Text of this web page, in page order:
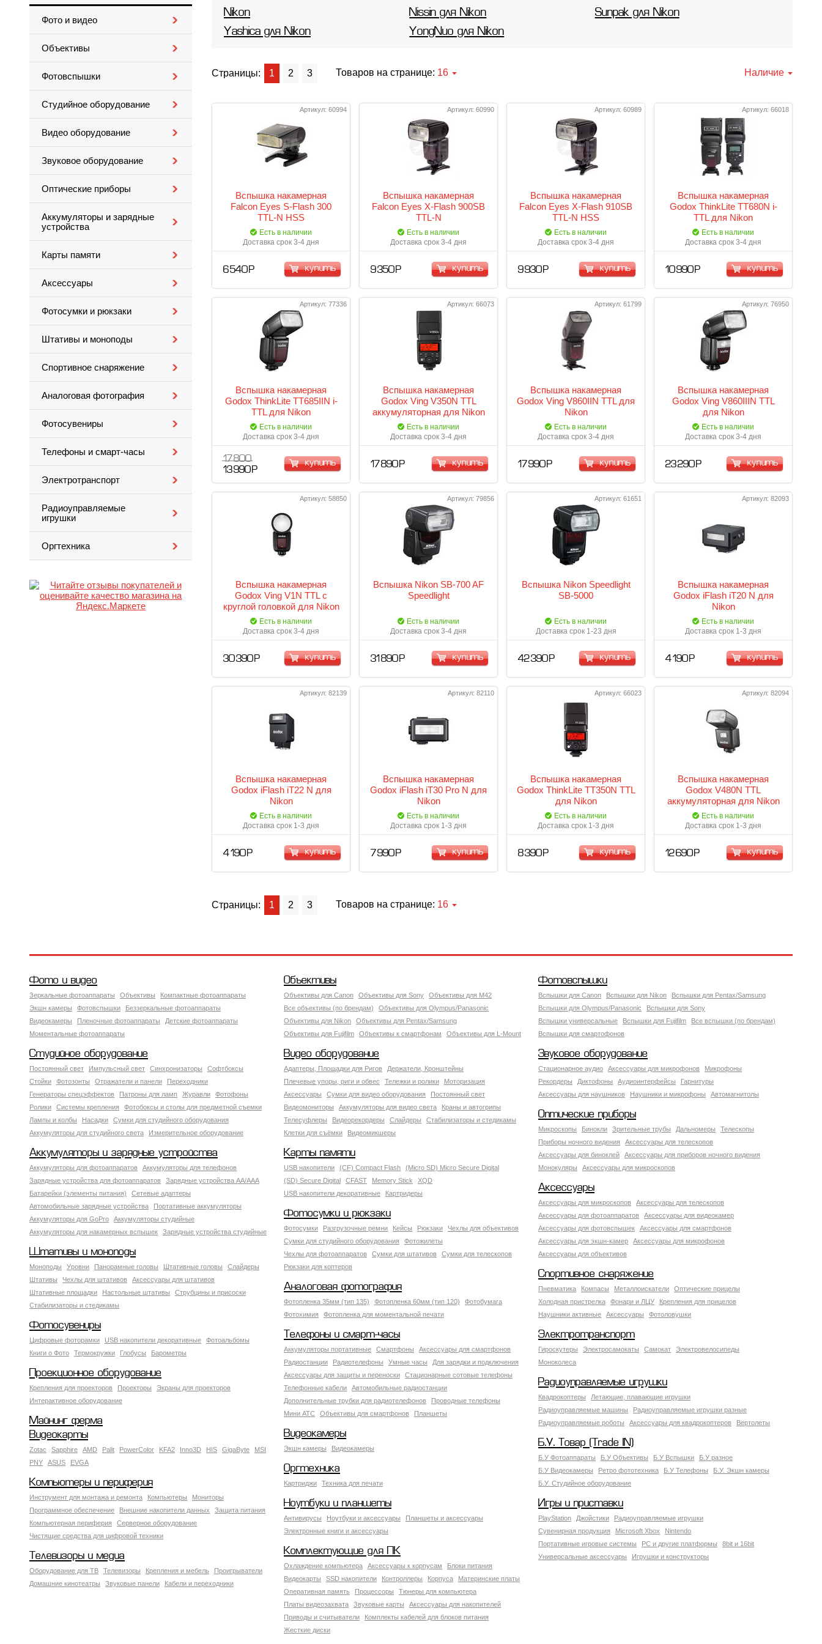
Фото и видео
Объективы
Фотовспышки
Студийное оборудование
Видео оборудование
Звуковое оборудование
Оптические приборы
Аккумуляторы и зарядные
устройства
Карты памяти
Аксессуары
Фотосумки и рюкзаки
Штативы и моноподы
Спортивное снаряжение
Аналоговая фотография
Фотосувениры
Телефоны и смарт-часы
Электротранспорт
Радиоуправляемые
игрушки
Оргтехника
Nikon Nissin для Nikon
Sunpak для Nikon
Yashica для Nikon
YongNuo для Nikon
Страницы: 1 2 3 Товаров на странице: 16 Наличие
Артикул: 60994
Вспышка накамерная
Falcon Eyes S-Flash 300
TTL-N HSS
Есть в наличии
Доставка срок 3-4 дня
6 540 Р купить
Артикул: 60990
Вспышка накамерная
Falcon Eyes X-Flash 900SB
TTL-N
Есть в наличии
Доставка срок 3-4 дня
9 350 Р купить
Артикул: 60989
Вспышка накамерная
Falcon Eyes X-Flash 910SB
TTL-N HSS
Есть в наличии
Доставка срок 3-4 дня
9 930 Р купить
Артикул: 66018
Вспышка накамерная
Godox ThinkLite TT680N i-
TTL для Nikon
Есть в наличии
Доставка срок 3-4 дня
10 990 Р купить
Артикул: 77336
Вспышка накамерная
Godox ThinkLite TT685IIN i-
TTL для Nikon
Есть в наличии
Доставка срок 3-4 дня
17 800
13 990 Р
купить
Артикул: 66073
Вспышка накамерная
Godox Ving V350N TTL
аккумуляторная для Nikon
Есть в наличии
Доставка срок 3-4 дня
17 890 Р купить
Артикул: 61799
Вспышка накамерная
Godox Ving V860IIN TTL для
Nikon
Есть в наличии
Доставка срок 3-4 дня
17 990 Р купить
Артикул: 76950
Вспышка накамерная
Godox Ving V860IIIN TTL
для Nikon
Есть в наличии
Доставка срок 3-4 дня
23 290 Р купить
Артикул: 58850
Вспышка накамерная
Godox Ving V1N TTL с
круглой головкой для Nikon
Есть в наличии
Доставка срок 3-4 дня
30 390 Р купить
Артикул: 79856
Вспышка Nikon SB-700 AF
Speedlight
Есть в наличии
Доставка срок 3-4 дня
31 890 Р купить
Артикул: 61651
Вспышка Nikon Speedlight
SB-5000
Есть в наличии
Доставка срок 1-23 дня
42 390 Р купить
Артикул: 82093
Вспышка накамерная
Godox iFlash iT20 N для
Nikon
Есть в наличии
Доставка срок 1-3 дня
4 190 Р купить
Артикул: 82139
Вспышка накамерная
Godox iFlash iT22 N для
Nikon
Есть в наличии
Доставка срок 1-3 дня
4 190 Р купить
Артикул: 82110
Вспышка накамерная
Godox iFlash iT30 Pro N для
Nikon
Есть в наличии
Доставка срок 1-3 дня
7 990 Р купить
Артикул: 66023
Вспышка накамерная
Godox ThinkLite TT350N TTL
для Nikon
Есть в наличии
Доставка срок 1-3 дня
8 390 Р купить
Артикул: 82094
Вспышка накамерная
Godox V480N TTL
аккумуляторная для Nikon
Есть в наличии
Доставка срок 1-3 дня
12 690 Р купить
Страницы: 1 2 3 Товаров на странице: 16
Фото и видео
Зеркальные фотоаппараты Объективы
Компактные фотоаппараты
Экшн камеры
Фотовспышки
Беззеркальные фотоаппараты
Видеокамеры
Пленочные фотоаппараты
Детские фотоаппараты
Моментальные фотоаппараты
Объективы
Объективы для Canon Объективы для Sony
Объективы для M42
Все объективы (по брендам)
Объективы для Olympus/Panasonic
Объективы для Nikon
Объективы для Pentax/Samsung
Объективы для Fujifilm
Объективы к смартфонам Объективы для L-Mount
Фотовспышки
Вспышки для Canon Вспышки для Nikon
Вспышки для Pentax/Samsung
Вспышки для Olympus/Panasonic
Вспышки для Sony
Вспышки универсальные
Вспышки для Fujifilm
Все вспышки (по брендам)
Вспышки для смартофонов
Студийное оборудование
Постоянный свет Импульсный свет Синхронизаторы
Софтбоксы
Стойки
Фотозонты Отражатели и панели
Переходники
Генераторы спецэффектов
Патроны для ламп Журавли
Фотофоны
Ролики
Системы крепления
Фотобоксы и столы для предметной съемки
Лампы и колбы
Насадки
Сумки для студийного оборудования
Аккумуляторы для студийного света
Измерительное оборудование
Видео оборудование
Адаптеры, Площадки для Ригов
Держатели, Кронштейны
Плечевые упоры, риги и обвес
Тележки и ролики
Моторизация
Аксессуары
Сумки для видео оборудования
Постоянный свет
Видеомониторы
Аккумуляторы для видео света
Краны и автогрипы
Телесуфлеры
Видеорекордеры Слайдеры
Стабилизаторы и стедикамы
Клетки для съёмки
Видеомикшеры
Звуковое оборудование
Стационарное аудио Аксессуары для микрофонов
Микрофоны
Рекордеры
Диктофоны Аудиоинтерфейсы
Гарнитуры
Аксессуары для наушников
Наушники и микрофоны Автомагнитолы
Оптические приборы
Микроскопы Бинокли Зрительные трубы Дальномеры
Телескопы
Приборы ночного видения
Аксессуары для телескопов
Аксессуары для биноклей
Аксессуары для приборов ночного видения
Монокуляры
Аксессуары для микроскопов
Аккумуляторы и зарядные устройства
Аккумуляторы для фотоаппаратов
Аккумуляторы для телефонов
Зарядные устройства для фотоаппаратов
Зарядные устройства AA/AAA
Батарейки (элементы питания)
Сетевые адаптеры
Автомобильные зарядные устройства
Портативные аккумуляторы
Аккумуляторы для GoPro
Аккумуляторы студийные
Аккумуляторы для накамерных вспышек
Зарядные устройства студийные
Карты памяти
USB накопители (CF) Compact Flash
(Micro SD) Micro Secure Digital
(SD) Secure Digital
CFAST Memory Stick
XQD
USB накопители декоративные
Картридеры Аксессуары
Аксессуары для микроскопов
Аксессуары для телескопов
Аксессуары для фотоаппаратов
Аксессуары для видеокамер
Аксессуары для фотовспышек
Аксессуары для смартфонов
Аксессуары для экшн-камер
Аксессуары для микрофонов
Аксессуары для объективов
Фотосумки и рюкзаки
Фотосумки Разгрузочные ремни Кейсы Рюкзаки
Чехлы для объективов
Сумки для студийного оборудования
Фотожилеты
Чехлы для фотоаппаратов
Сумки для штативов
Сумки для телескопов
Рюкзаки для коптеров
Штативы и моноподы
Моноподы Уровни Панорамные головы Штативные головы
Слайдеры
Штативы
Чехлы для штативов
Аксессуары для штативов
Штативные площадки
Настольные штативы
Струбцины и присоски
Стабилизаторы и стедикамы
Спортивное снаряжение
Пневматика Компасы Металлоискатели
Оптические прицелы
Холодная пристрелка
Фонари и ЛЦУ
Крепления для прицелов
Наушники активные
Аксессуары Фотоловушки
Аналоговая фотография
Фотопленка 35мм (тип 135) Фотопленка 60мм (тип 120)
Фотобумага
Фотохимия
Фотопленка для моментальной печати
Фотосувениры
Цифровые фоторамки USB накопители декоративные
Фотоальбомы
Книги о Фото
Термокружки Глобусы Барометры
Телефоны и смарт-часы
Аккумуляторы портативные Смартфоны
Аксессуары для смартфонов
Радиостанции
Радиотелефоны Умные часы
Для зарядки и подключения
Аксессуары для защиты и переноски
Стационарные сотовые телефоны
Телефонные кабели
Автомобильные радиостанции
Дополнительные трубки для радиотелефонов
Проводные телефоны
Мини АТС
Объективы для смартфонов Планшеты
Электротранспорт
Гироскутеры Электросамокаты Самокат
Электровелосипеды
Моноколеса
Проекционное оборудование
Крепления для проекторов Проекторы
Экраны для проекторов
Интерактивное оборудование
Радиоуправляемые игрушки
Квадрокоптеры
Летающие, плавающие игрушки
Радиоуправляемые машины
Радиоуправляемые игрушки разные
Радиоуправляемые роботы
Аксессуары для квадрокоптеров Вертолеты
Майнинг ферма
Видеокамеры
Экшн камеры Видеокамеры
Видеокарты
Zotac Sapphire AMD Palit PowerColor KFA2 Inno3D HIS GigaByte
MSI
PNY
ASUS EVGA
Б.У. Товар (Trade IN)
Б.У Фотоаппараты Б.У Объективы Б.У Вспышки
Б.У разное
Б.У Видеокамеры
Ретро фототехника Б.У Телефоны
Б.У. Экшн камеры
Б.У. Студийное оборудование
Оргтехника
Картриджи Техника для печати
Компьютеры и периферия
Инструмент для монтажа и ремонта Компьютеры
Мониторы
Программное обеспечение
Внешние накопители данных
Защита питания
Компьютерная периферия
Серверное оборудование
Чистящие средства для цифровой техники
Ноутбуки и планшеты
Антивирусы Ноутбуки и аксессуары
Планшеты и аксессуары
Электронные книги и аксессуары
Игры и приставки
PlayStation Джойстики
Радиоуправляемые игрушки
Сувенирная продукция
Microsoft Xbox
Nintendo
Портативные игровые системы
PC и другие платформы
8bit и 16bit
Универсальные аксессуары
Игрушки и конструкторы
Комплектующие для ПК
Охлаждение компьютера Аксессуары к корпусам
Блоки питания
Видеокарты
SSD накопители Контроллеры Корпуса
Материнские платы
Оперативная память
Процессоры
Тюнеры для компьютера
Платы видеозахвата
Звуковые карты
Аксессуары для накопителей
Приводы и считыватели
Комплекты кабелей для блоков питания
Жесткие диски
Телевизоры и медиа
Оборудование для ТВ Телевизоры Крепления и мебель
Проигрыватели
Домашние кинотеатры
Звуковые панели Кабели и переходники